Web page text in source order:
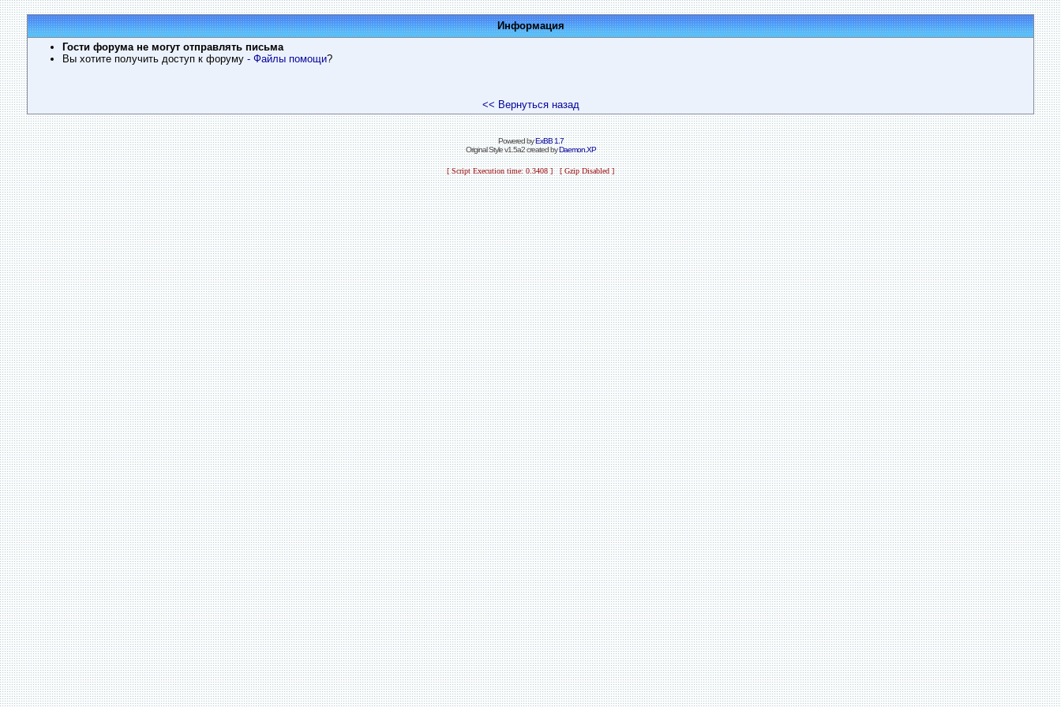
Информация
Гости форума не могут отправлять письма
Вы хотите получить доступ к форуму - Файлы помощи?
<< Вернуться назад
Powered byExBB 1.7
Original Style v1.5a2 created byDaemon.XP
[ Script Execution time: 0.3408 ] [ Gzip Disabled ]